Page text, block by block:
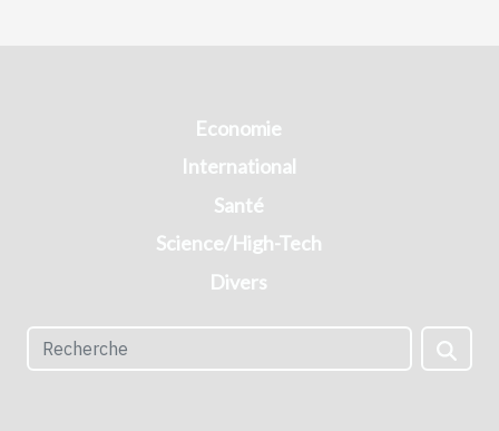
Economie
International
Santé
Science/High-Tech
Divers